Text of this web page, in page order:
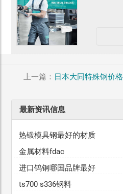
上一篇： 日本大同特殊钢价格
最新资讯信息
热锻模具钢最好的材质
金属材料fdac
进口钨钢哪国品牌最好
ts700 s336钢料